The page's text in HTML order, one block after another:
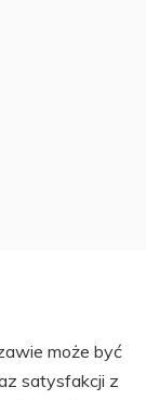
może być
satysfakcji z